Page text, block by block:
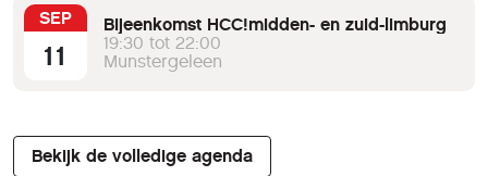
SEP
11
Bijeenkomst HCC!midden- en zuid-limburg
19:30 tot 22:00
Munstergeleen
Bekijk de volledige agenda